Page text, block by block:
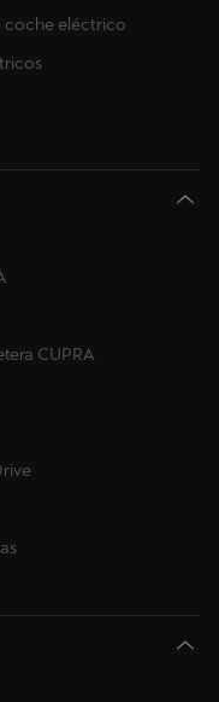
coche eléctrico
CUPRA